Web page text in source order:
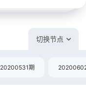
切换节点
20200531期